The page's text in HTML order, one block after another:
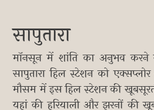
सापुतारा
मॉनसून में शांति का अनुभव
सापुतारा हिल स्टेशन को
मौसम में इस हिल स्टेशन की
यहां की हरियाली और झरनों की